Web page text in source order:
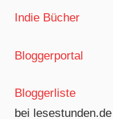
Indie Bücher
Bloggerportal
Bloggerliste
bei lesestunden.de